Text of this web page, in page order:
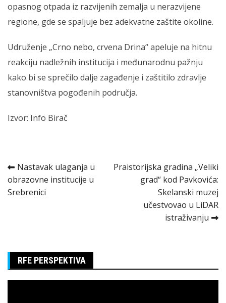
opasnog otpada iz razvijenih zemalja u nerazvijene
regione, gde se spaljuje bez adekvatne zaštite okoline.
Udruženje „Crno nebo, crvena Drina“ apeluje na hitnu
reakciju nadležnih institucija i međunarodnu pažnju
kako bi se sprečilo dalje zagađenje i zaštitilo zdravlje
stanovništva pogođenih područja.
Izvor: Info Birač
Kretanje
članka
Nastavak ulaganja u
obrazovne institucije u
Srebrenici
Praistorijska gradina „Veliki
grad“ kod Pavkovića:
Skelanski muzej
učestvovao u LiDAR
istraživanju
RFE PERSPEKTIVA